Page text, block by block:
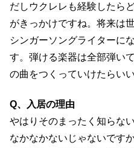
だしウクレレも経験したら
がきっかけですね。将来は
シンガーソングライターに
す。弾ける楽器は全部弾い
の曲をつくっていけたらい
Q、入居の理由
やはりそのまったく知らな
なかなかないじゃないです